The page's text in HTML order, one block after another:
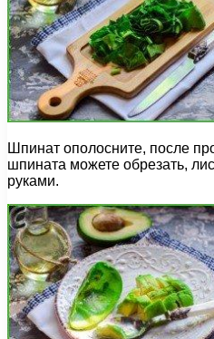
Шпинат ополосните, после
шпината можете обрезать,
руками.